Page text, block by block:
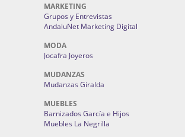
MARKETING
Grupos y Entrevistas
AndaluNet Marketing Digital
MODA
Jocafra Joyeros
MUDANZAS
Mudanzas Giralda
MUEBLES
Barnizados García e Hijos
Muebles La Negrilla